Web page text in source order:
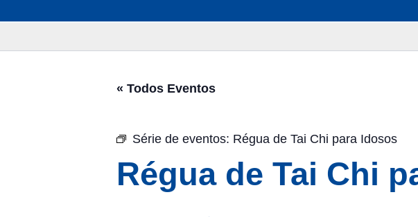
« Todos Eventos
Série de eventos: Régua de Tai Chi para Idosos
Régua de Tai Chi